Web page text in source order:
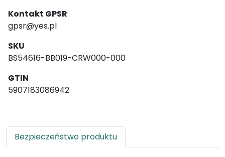
Kontakt GPSR
gpsr@yes.pl
SKU
BS54616-BB019-CRW000-000
GTIN
5907183086942
Bezpieczeństwo produktu